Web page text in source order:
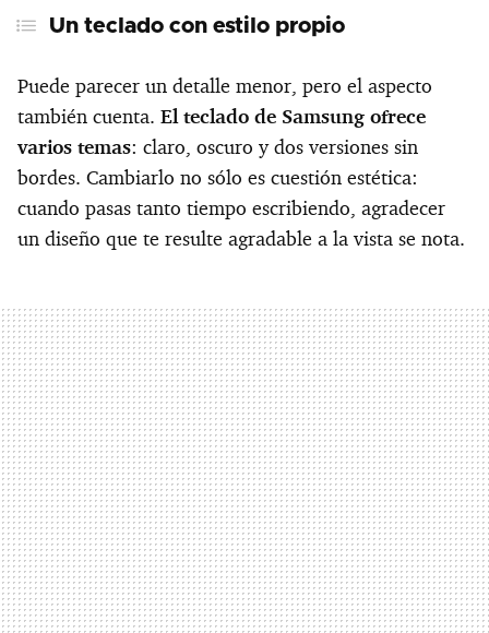
Un teclado con estilo propio
Puede parecer un detalle menor, pero el aspecto
también cuenta. El teclado de Samsung ofrece
varios temas: claro, oscuro y dos versiones sin
bordes. Cambiarlo no sólo es cuestión estética:
cuando pasas tanto tiempo escribiendo, agradecer
un diseño que te resulte agradable a la vista se nota.